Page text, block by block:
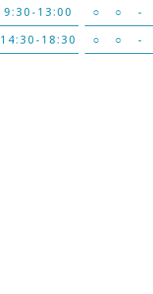
9:30-13:00
○ ○ -
14:30-18:30 ○ ○ -